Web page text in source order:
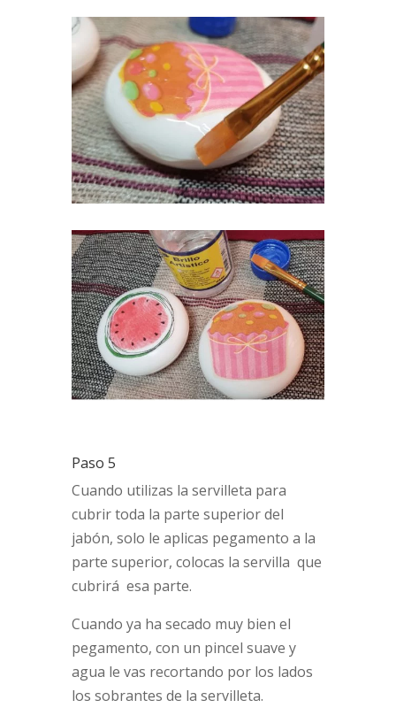
Paso 5
Cuando utilizas la servilleta para
cubrir toda la parte superior del
jabón, solo le aplicas pegamento a la
parte superior, colocas la servilla que
cubrirá esa parte.
Cuando ya ha secado muy bien el
pegamento, con un pincel suave y
agua le vas recortando por los lados
los sobrantes de la servilleta.